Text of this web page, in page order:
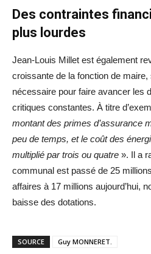
Des contraintes
plus lourdes
Jean-Louis Millet est également
croissante de la fonction de maire,
nécessaire pour faire avancer les
critiques constantes. À titre
montant des primes d’assurance
peu de temps, et le coût des
multiplié par trois ou quatre ». Il a
communal est passé de 25
affaires à 17 millions aujourd’hui,
baisse des dotations.
SOURCE Guy MONNERET.